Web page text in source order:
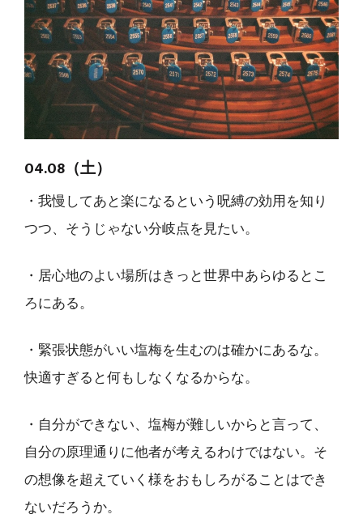
04.08（土）
・我慢してあと楽になるという呪縛の効用を知り
つつ、そうじゃない分岐点を見たい。
・居心地のよい場所はきっと世界中あらゆるとこ
ろにある。
・緊張状態がいい塩梅を生むのは確かにあるな。
快適すぎると何もしなくなるからな。
・自分ができない、塩梅が難しいからと言って、
自分の原理通りに他者が考えるわけではない。そ
の想像を超えていく様をおもしろがることはでき
ないだろうか。